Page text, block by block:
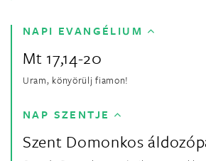
NAPI EVANGÉLIUM
Mt 17,14-20
Uram, könyörülj fiamon!
NAP SZENTJE
Szent Domonkos